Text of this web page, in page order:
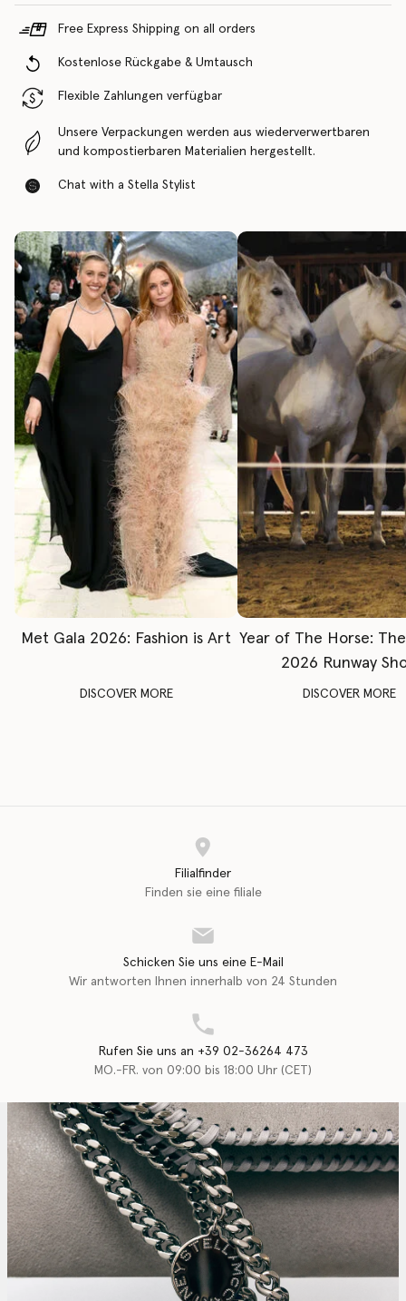
Free Express Shipping on all orders
Kostenlose Rückgabe & Umtausch
Flexible Zahlungen verfügbar
Unsere Verpackungen werden aus wiederverwertbaren
und kompostierbaren Materialien hergestellt.
Chat with a Stella Stylist
Met Gala 2026: Fashion is Art
DISCOVER MORE
Year of The Horse:
2026 Runway
DISCOVER MORE
Filialfinder
Finden sie eine filiale
Schicken Sie uns eine E-Mail
Wir antworten Ihnen innerhalb von 24 Stunden
Rufen Sie uns an +39 02-36264 473
MO.-FR. von 09:00 bis 18:00 Uhr (CET)